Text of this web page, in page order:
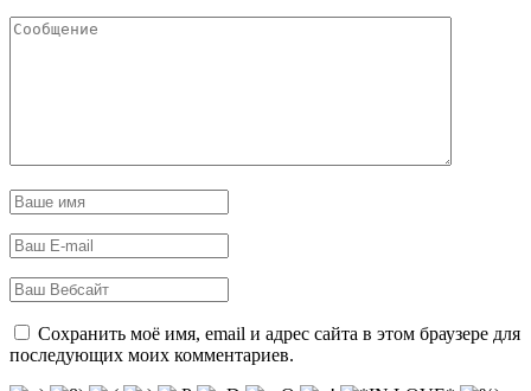
Сохранить моё имя, email и адрес сайта в этом браузере для
последующих моих комментариев.